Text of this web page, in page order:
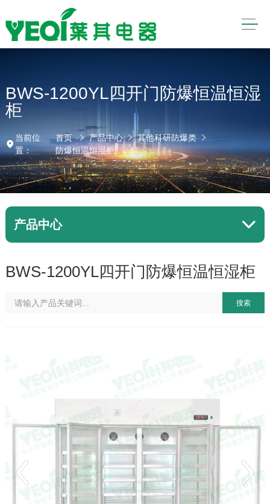
BWS-1200YL四开门防爆恒温恒湿
柜
当前位
置：
首页 产品中心
其他科研防爆类
防爆恒温恒湿柜
产品中心
BWS-1200YL四开门防爆恒温恒湿柜
搜索